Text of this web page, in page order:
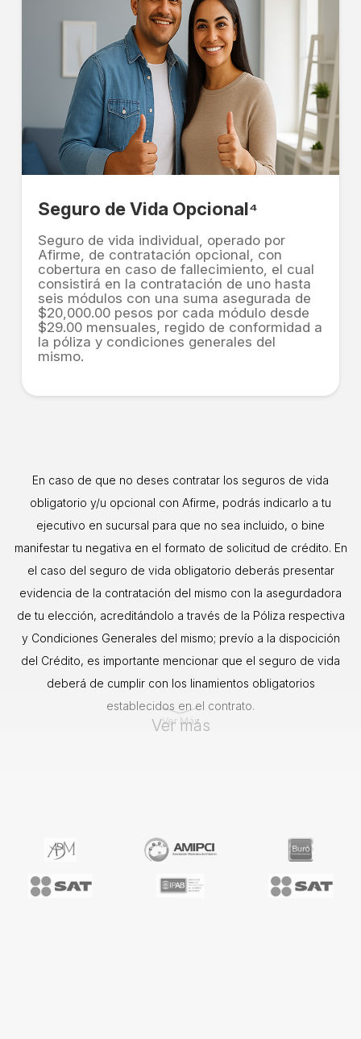
Seguro de Vida Opcional⁴
Seguro de vida individual, operado por
Afirme, de contratación opcional, con
cobertura en caso de fallecimiento, el cual
consistirá en la contratación de uno hasta
seis módulos con una suma asegurada de
$20,000.00 pesos por cada módulo desde
$29.00 mensuales, regido de conformidad a
la póliza y condiciones generales del
mismo.
En caso de que no deses contratar los seguros de vida
obligatorio y/u opcional con Afirme, podrás indicarlo a tu
ejecutivo en sucursal para que no sea incluido, o bine
manifestar tu negativa en el formato de solicitud de crédito. En
el caso del seguro de vida obligatorio deberás presentar
evidencia de la contratación del mismo con la asegurdadora
de tu elección, acreditándolo a través de la Póliza respectiva
y Condiciones Generales del mismo; prevío a la dispocición
del Crédito, es importante mencionar que el seguro de vida
deberá de cumplir con los linamientos obligatorios
establecidos en el contrato.
Ver Más
Ver más